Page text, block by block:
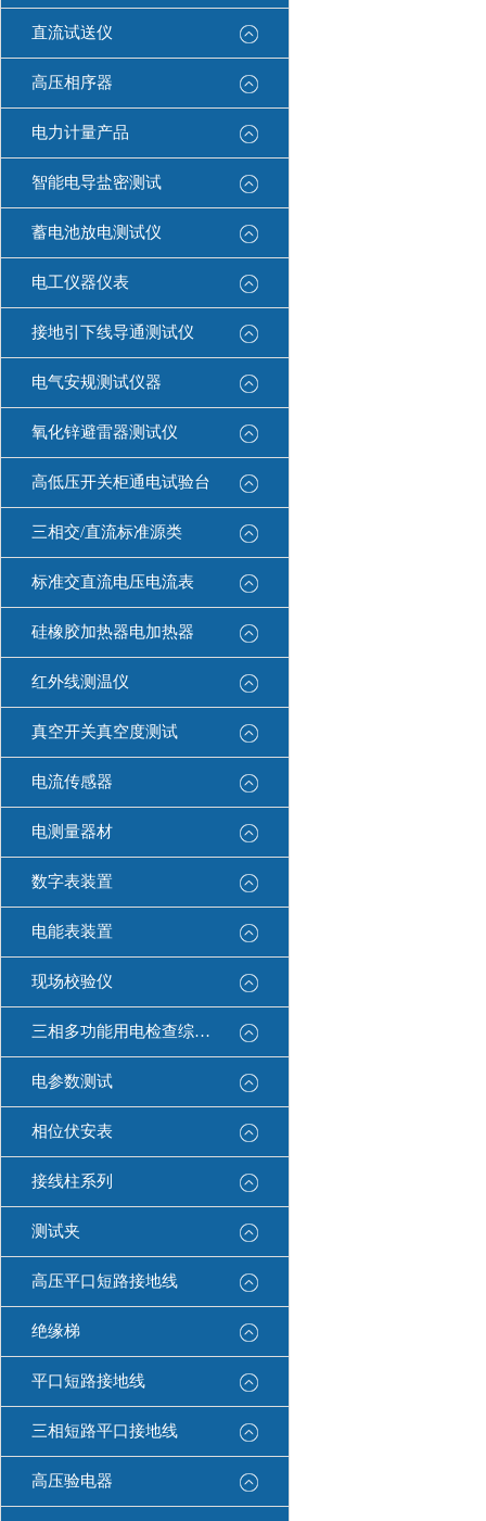
直流试送仪
高压相序器
电力计量产品
智能电导盐密测试
蓄电池放电测试仪
电工仪器仪表
接地引下线导通测试仪
电气安规测试仪器
氧化锌避雷器测试仪
高低压开关柜通电试验台
三相交/直流标准源类
标准交直流电压电流表
硅橡胶加热器电加热器
红外线测温仪
真空开关真空度测试
电流传感器
电测量器材
数字表装置
电能表装置
现场校验仪
三相多功能用电检查综合测试仪
电参数测试
相位伏安表
接线柱系列
测试夹
高压平口短路接地线
绝缘梯
平口短路接地线
三相短路平口接地线
高压验电器